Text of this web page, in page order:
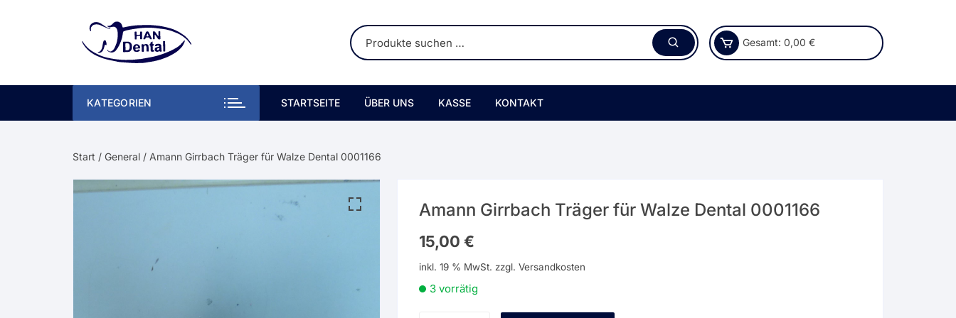
Gesamt: 0,00 €
KATEGORIEN STARTSEITE ÜBER UNS KASSE KONTAKT
Start / General / Amann Girrbach Träger für Walze Dental 0001166
Amann Girrbach Träger für Walze Dental 0001166
15,00 €
inkl. 19 % MwSt. zzgl. Versandkosten
3 vorrätig